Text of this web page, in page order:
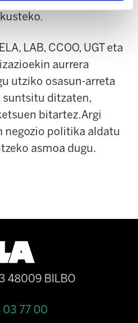
LAB, CCOO, UGT eta
aurrera
utziko osasun-arreta
ditzaten,
bitartez.Argi
negozio politika aldatu
asmoa dugu.
48009 BILBO
03 77 00